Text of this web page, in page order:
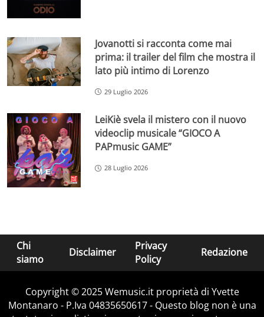
Jovanotti si racconta come mai
prima: il trailer del film che mostra il
lato più intimo di Lorenzo
29 Luglio 2026
LeiKiè svela il mistero con il nuovo
videoclip musicale “GIOCO A
PAPmusic GAME”
28 Luglio 2026
Chi
siamo
Disclaimer
Privacy
Policy
Redazione
Copyright © 2025 Wemusic.it proprietà di Yvette
Montanaro - P.Iva 04835650617 - Questo blog non è una